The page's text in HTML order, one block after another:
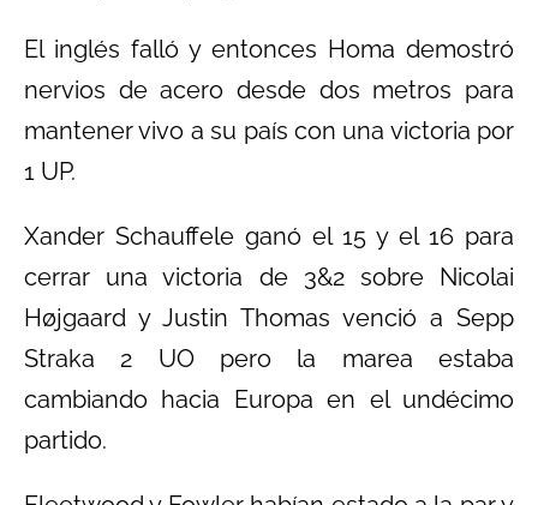
El inglés falló y entonces Homa demostró
nervios de acero desde dos metros para
mantener vivo a su país con una victoria por
1 UP.
Xander Schauffele ganó el 15 y el 16 para
cerrar una victoria de 3&2 sobre Nicolai
Højgaard y Justin Thomas venció a Sepp
Straka 2 UO pero la marea estaba
cambiando hacia Europa en el undécimo
partido.